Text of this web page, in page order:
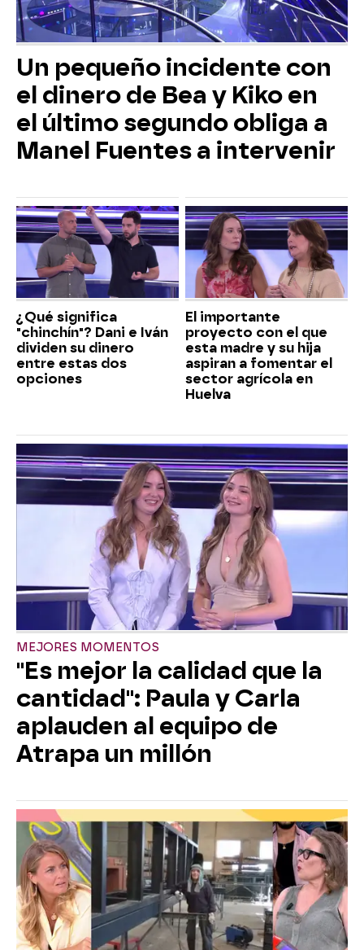
Un pequeño incidente con
el dinero de Bea y Kiko en
el último segundo obliga a
Manel Fuentes a intervenir
¿Qué significa
"chinchín"? Dani e Iván
dividen su dinero
entre estas dos
opciones
El importante
proyecto con el que
esta madre y su hija
aspiran a fomentar el
sector agrícola en
Huelva
MEJORES MOMENTOS
"Es mejor la calidad que la
cantidad": Paula y Carla
aplauden al equipo de
Atrapa un millón